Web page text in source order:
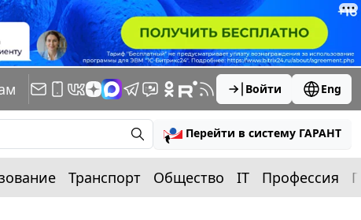
Войти Eng
Перейти в систему ГАРАНТ
Транспорт Общество IT Профессия